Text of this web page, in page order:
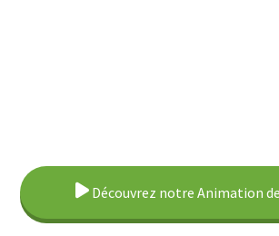
Découvrez notre Animation